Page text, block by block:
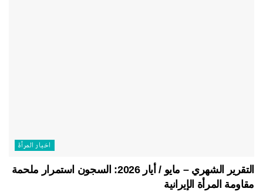
اخبار المرأة
التقرير الشهري – مايو / أيار 2026: السجون استمرار ملحمة
مقاومة المرأة الإيرانية